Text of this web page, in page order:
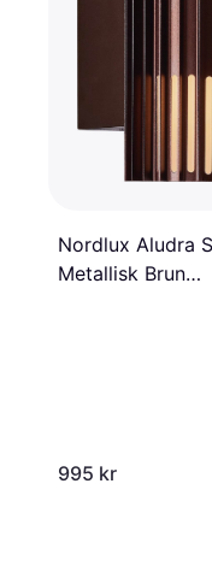
Nordlux Aludra
Metallisk Brun
995 kr